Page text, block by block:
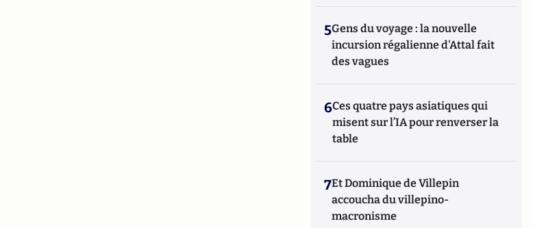
5Gens du voyage : la nouvelle
incursion régalienne d'Attal fait
des vagues
6Ces quatre pays asiatiques qui
misent sur l’IA pour renverser la
table
7Et Dominique de Villepin
accoucha du villepino-
macronisme